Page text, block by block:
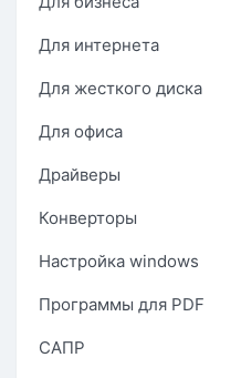
Для интернета
Для жесткого диска
Для офиса
Драйверы
Конверторы
Настройка windows
Программы для PDF
САПР